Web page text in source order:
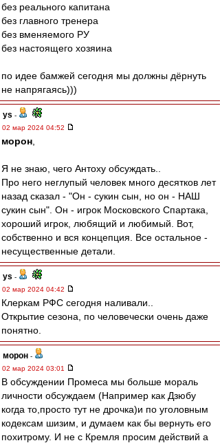
без реального капитана
без главного тренера
без вменяемого РУ
без настоящего хозяина
по идее бамжей сегодня мы должны дёрнуть
не напрягаясь)))
ys -
02 мар 2024 04:52
морон
Я не знаю, чего Антоху обсуждать..
Про него неглупый человек много десятков лет
назад сказал - "Он - сукин сын, но он - НАШ
сукин сын". Он - игрок Московского Спартака,
хороший игрок, любящий и любимый. Вот,
собственно и вся концепция. Все остальное -
несущественные детали.
ys -
02 мар 2024 04:42
Клеркам РФС сегодня наливали..
Открытие сезона, по человечески очень даже
понятно.
морон -
02 мар 2024 03:01
В обсуждении Промеса мы больше мораль
личности обсуждаем (Например как Дзюбу
когда то,просто тут не дрочка)и по уголовным
кодексам шизим, и думаем как бы вернуть его
похитрому. И не с Кремля просим действий а